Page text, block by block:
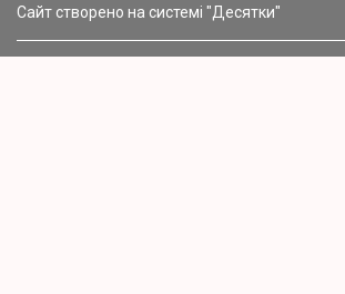
Сайт створено на системі "Десятки"